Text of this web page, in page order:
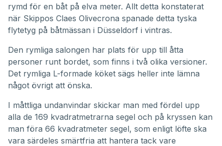
rymd för en båt på elva meter. Allt detta konstaterat
när Skippos Claes Olivecrona spanade detta tyska
flytetyg på båtmässan i Düsseldorf i vintras.
Den rymliga salongen har plats för upp till åtta
personer runt bordet, som finns i två olika versioner.
Det rymliga L-formade köket sägs heller inte lämna
något övrigt att önska.
I måttliga undanvindar skickar man med fördel upp
alla de 169 kvadratmetrarna segel och på kryssen kan
man föra 66 kvadratmeter segel, som enligt löfte ska
vara särdeles smärtfria att hantera tack vare